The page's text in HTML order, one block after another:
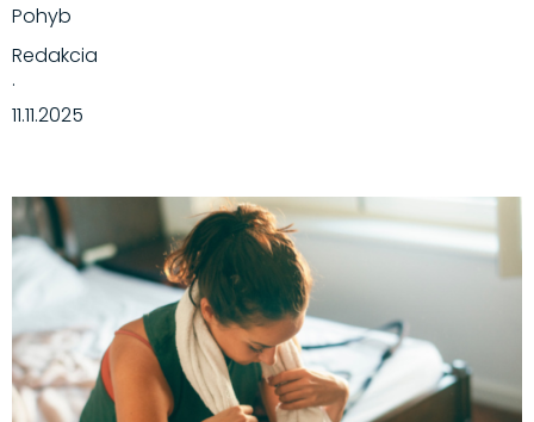
Pohyb
Redakcia
·
11.11.2025